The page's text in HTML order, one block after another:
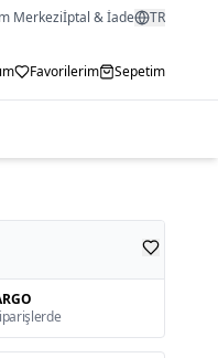
Merkeziİptal & İade TR
Favorilerim Sepetim